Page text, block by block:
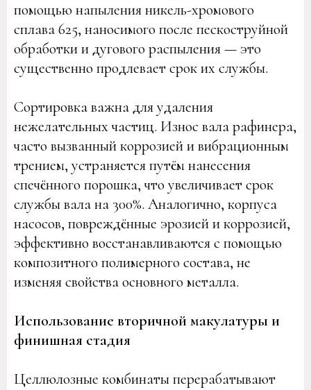
помощью напыления никель-хромового
сплава 625, наносимого после пескоструйной
обработки и дугового распыления — это
существенно продлевает срок их службы.
Сортировка важна для удаления
нежелательных частиц. Износ вала рафинера,
часто вызванный коррозией и вибрационным
трением, устраняется путём нанесения
спечённого порошка, что увеличивает срок
службы вала на 300%. Аналогично, корпуса
насосов, повреждённые эрозией и коррозией,
эффективно восстанавливаются с помощью
композитного полимерного состава, не
изменяя свойства основного металла.
Использование вторичной макулатуры и
финишная стадия
Целлюлозные комбинаты перерабатывают